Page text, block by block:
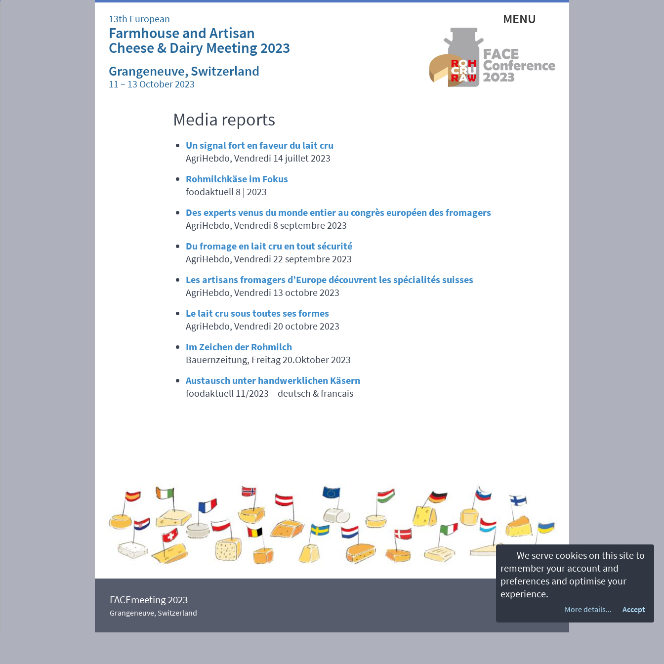
13th European
Farmhouse and Artisan
Cheese & Dairy Meeting 2023
Grangeneuve, Switzerland
11 – 13 October 2023
MENU
Media reports
Un signal fort en faveur du lait cru
AgriHebdo, Vendredi 14 juillet 2023
Rohmilchkäse im Fokus
foodaktuell 8 | 2023
Des experts venus du monde entier au congrès européen des fromagers
AgriHebdo, Vendredi 8 septembre 2023
Du fromage en lait cru en tout sécurité
AgriHebdo, Vendredi 22 septembre 2023
Les artisans fromagers d’Europe découvrent les spécialités suisses
AgriHebdo, Vendredi 13 octobre 2023
Le lait cru sous toutes ses formes
AgriHebdo, Vendredi 20 octobre 2023
Im Zeichen der Rohmilch
Bauernzeitung, Freitag 20.Oktober 2023
Austausch unter handwerklichen Käsern
foodaktuell 11/2023 – deutsch & francais
We serve cookies on this site to
remember your account and
preferences and optimise your
experience.
More details... Accept
FACEmeeting 2023
Grangeneuve, Switzerland
Privacy About us Contact